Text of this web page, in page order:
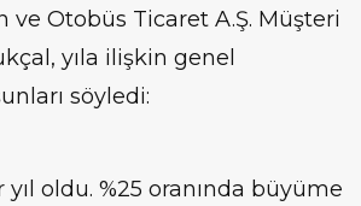
ve Otobüs Ticaret A.Ş. Müşteri
yıla ilişkin genel
söyledi:
yıl oldu. %25 oranında büyüme